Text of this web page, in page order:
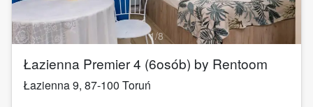
1/8
Łazienna Premier 4 (6osób) by Rentoom
Łazienna 9, 87-100 Toruń